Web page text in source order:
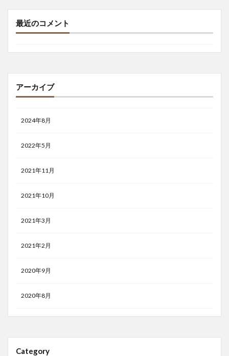
最近のコメント
アーカイブ
2024年8月
2022年5月
2021年11月
2021年10月
2021年3月
2021年2月
2020年9月
2020年8月
Category